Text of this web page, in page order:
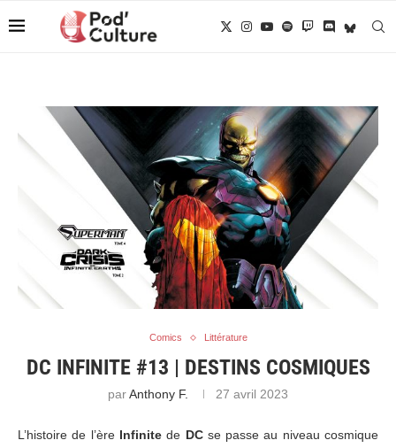
Comics Littérature
DC INFINITE #13 | DESTINS COSMIQUES
parAnthony F. 27 avril 2023
L’histoire de l’ère Infinitede DC se passe au niveau cosmique